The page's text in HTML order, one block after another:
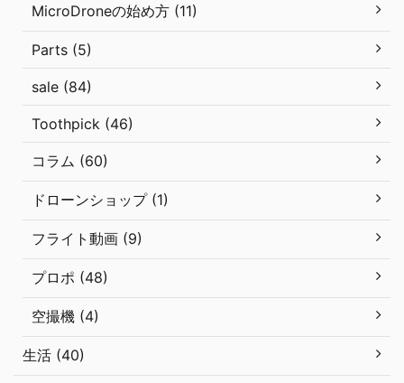
MicroDroneの始め方 (11)
Parts (5)
sale (84)
Toothpick (46)
コラム (60)
ドローンショップ (1)
フライト動画 (9)
プロポ (48)
空撮機 (4)
生活 (40)